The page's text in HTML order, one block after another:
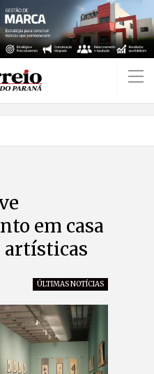
em casa
artísticas
ÚLTIMAS NOTÍCIAS